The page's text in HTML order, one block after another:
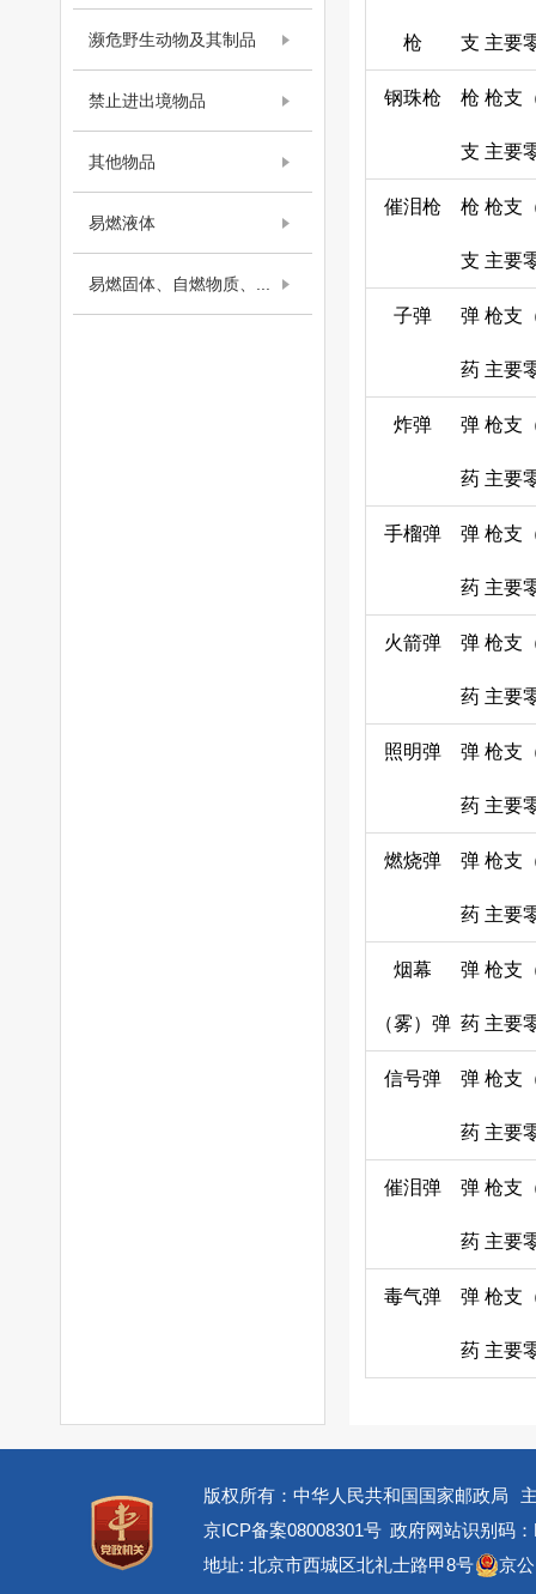
濒危野生动物及其制品
禁止进出境物品
其他物品
易燃液体
易燃固体、自燃物质、...
枪 支 主要
钢珠枪 枪
支
枪支
主要
催泪枪 枪
支
枪支
主要
子弹 弹
药
枪支
主要
炸弹 弹
药
枪支
主要
手榴弹 弹
药
枪支
主要
火箭弹 弹
药
枪支
主要
照明弹 弹
药
枪支
主要
燃烧弹 弹
药
枪支
主要
烟幕
（雾）弹
弹
药
枪支
主要
信号弹 弹
药
枪支
主要
催泪弹 弹
药
枪支
主要
毒气弹 弹
药
枪支
主要
版权所有：中华人民共和国国家邮政局
京ICP备案08008301号 政府网站识别码
地址: 北京市西城区北礼士路甲8号
京